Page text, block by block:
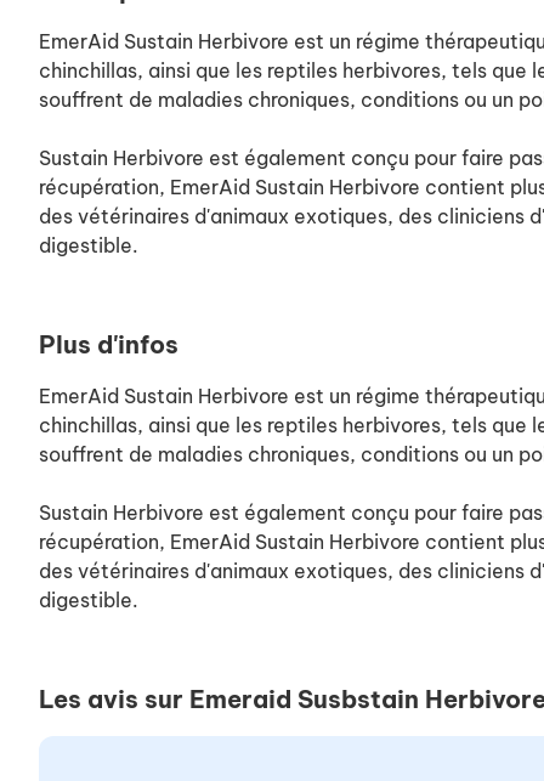
EmerAid Sustain Herbivore est un régime
chinchillas, ainsi que les reptiles herbivores, tels
souffrent de maladies chroniques, conditions ou un
Sustain Herbivore est également conçu pour faire
récupération, EmerAid Sustain Herbivore contient
des vétérinaires d'animaux exotiques, des
digestible.
Plus d'infos
EmerAid Sustain Herbivore est un régime
chinchillas, ainsi que les reptiles herbivores, tels
souffrent de maladies chroniques, conditions ou un
Sustain Herbivore est également conçu pour faire
récupération, EmerAid Sustain Herbivore contient
des vétérinaires d'animaux exotiques, des
digestible.
Les avis sur Emeraid Susbstain